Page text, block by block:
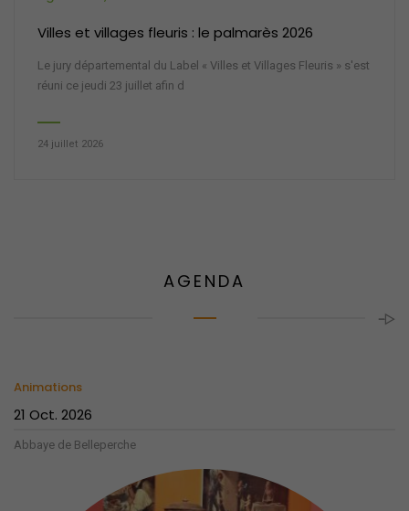
Villes et villages fleuris : le palmarès 2026
Le jury départemental du Label « Villes et Villages Fleuris » s'est
réuni ce jeudi 23 juillet afin d
24 juillet 2026
AGENDA
Animations
21 Oct. 2026
Abbaye de Belleperche